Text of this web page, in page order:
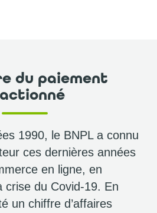
du paiement
1990, le BNPL a connu
ces dernières années
en ligne, en
crise du Covid-19. En
un chiffre d’affaires